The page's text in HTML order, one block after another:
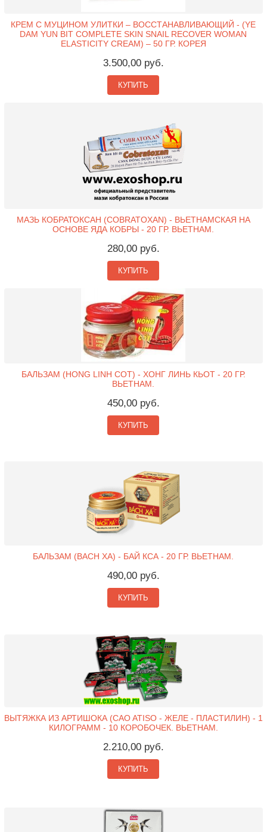
КРЕМ С МУЦИНОМ УЛИТКИ – ВОССТАНАВЛИВАЮЩИЙ - (YE
DAM YUN BIT COMPLETE SKIN SNAIL RECOVER WOMAN
ELASTICITY CREAM) – 50 ГР. КОРЕЯ
3.500,00 руб.
КУПИТЬ
МАЗЬ КОБРАТОКСАН (COBRATOXAN) - ВЬЕТНАМСКАЯ НА
ОСНОВЕ ЯДА КОБРЫ - 20 ГР. ВЬЕТНАМ.
280,00 руб.
КУПИТЬ
БАЛЬЗАМ (HONG LINH COT) - ХОНГ ЛИНЬ КЬОТ - 20 ГР.
ВЬЕТНАМ.
450,00 руб.
КУПИТЬ
БАЛЬЗАМ (BACH XA) - БАЙ КСА - 20 ГР. ВЬЕТНАМ.
490,00 руб.
КУПИТЬ
ВЫТЯЖКА ИЗ АРТИШОКА (CAO ATISO - ЖЕЛЕ - ПЛАСТИЛИН) - 1
КИЛОГРАММ - 10 КОРОБОЧЕК. ВЬЕТНАМ.
2.210,00 руб.
КУПИТЬ